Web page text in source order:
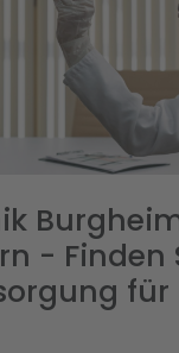
- Finden
für